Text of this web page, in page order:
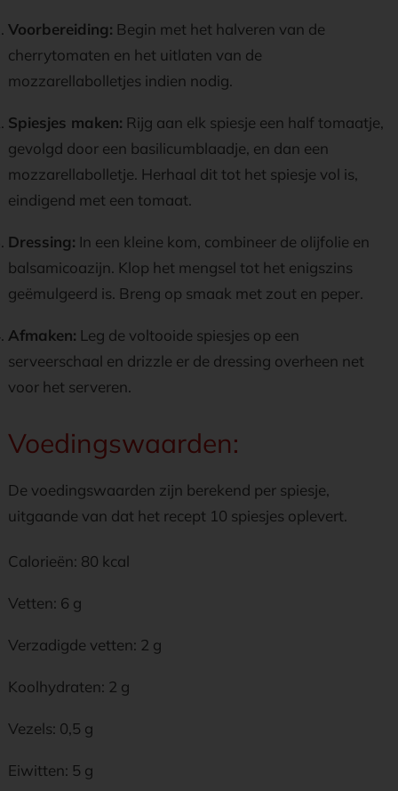
Voorbereiding: Begin met het halveren van de
cherrytomaten en het uitlaten van de
mozzarellabolletjes indien nodig.
Spiesjes maken: Rijg aan elk spiesje een half tomaatje,
gevolgd door een basilicumblaadje, en dan een
mozzarellabolletje. Herhaal dit tot het spiesje vol is,
eindigend met een tomaat.
Dressing: In een kleine kom, combineer de olijfolie en
balsamicoazijn. Klop het mengsel tot het enigszins
geëmulgeerd is. Breng op smaak met zout en peper.
Afmaken: Leg de voltooide spiesjes op een
serveerschaal en drizzle er de dressing overheen net
voor het serveren.
Voedingswaarden:
De voedingswaarden zijn berekend per spiesje,
uitgaande van dat het recept 10 spiesjes oplevert.
Calorieën: 80 kcal
Vetten: 6 g
Verzadigde vetten: 2 g
Koolhydraten: 2 g
Vezels: 0,5 g
Eiwitten: 5 g